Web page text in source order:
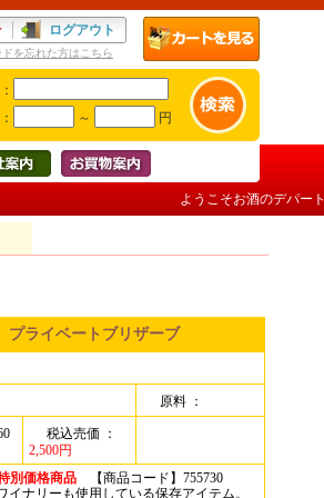
ログアウト
ドを忘れた方はこちら
～ 円
ようこそお酒のデパート
ライベートブリザーブ
原料 ：
税込売価 ：
2,500円
別価格商品【商品コード】755730
イナリーも使用している保存アイテム。